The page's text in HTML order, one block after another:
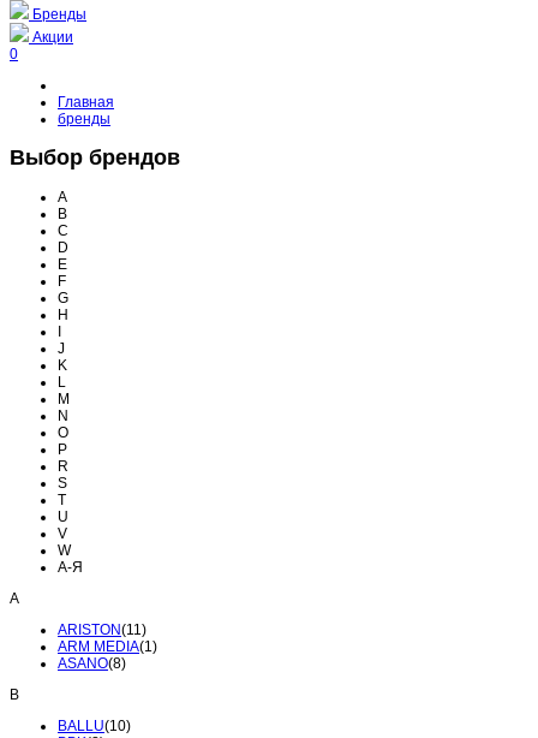
Бренды
Акции
0
Главная
бренды
Выбор брендов
A
B
C
D
E
F
G
H
I
J
K
L
M
N
O
P
R
S
T
U
V
W
А-Я
A
ARISTON(11)
ARM MEDIA(1)
ASANO(8)
B
BALLU(10)